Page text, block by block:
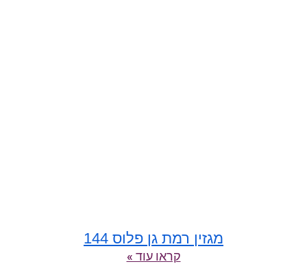
מגזין רמת גן פלוס 144
קראו עוד »